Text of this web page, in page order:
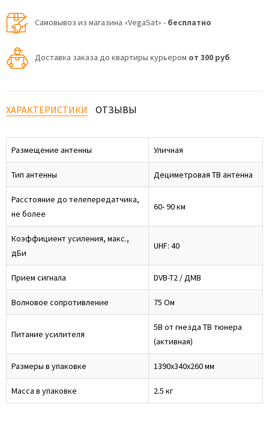
Самовывоз из магазина «VegaSat» - бесплатно
Доставка заказа до квартиры курьером от 300 руб.
ХАРАКТЕРИСТИКИ ОТЗЫВЫ
Размещение антенны Уличная
Тип антенны Дециметровая ТВ антенна
Расстояние до телепередатчика,
не более
60- 90 км
Коэффициент усиления, макс.,
дБи
UHF: 40
Прием сигнала DVB-T2 / ДМВ
Волновое сопротивление 75 Ом
Питание усилителя
5В от гнезда ТВ тюнера
(активная)
Размеры в упаковке 1390х340х260 мм
Масса в упаковке 2.5 кг